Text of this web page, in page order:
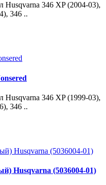
Husqvarna 346 XP (2004-03),
346 ..
Husqvarna 346 XP (1999-03),
346 ..
Husqvarna (5036004-01)